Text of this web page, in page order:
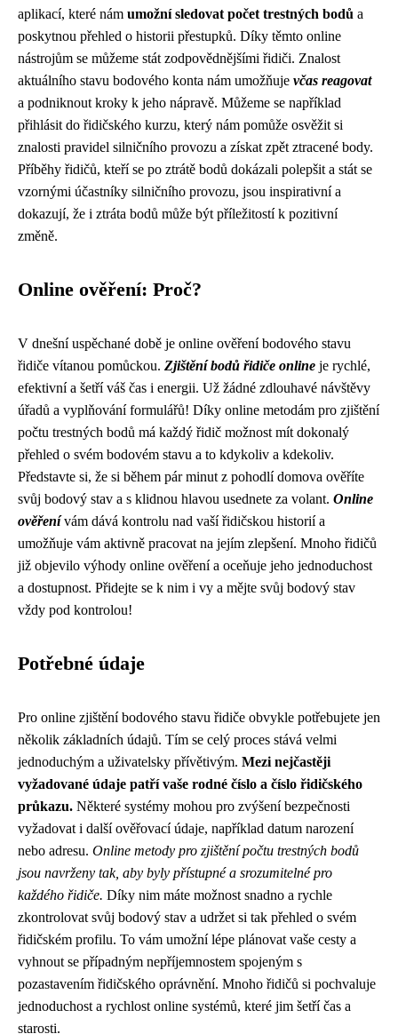
aplikací, které nám umožní sledovat počet trestných bodů a
poskytnou přehled o historii přestupků. Díky těmto online
nástrojům se můžeme stát zodpovědnějšími řidiči. Znalost
aktuálního stavu bodového konta nám umožňuje včas reagovat
a podniknout kroky k jeho nápravě. Můžeme se například
přihlásit do řidičského kurzu, který nám pomůže osvěžit si
znalosti pravidel silničního provozu a získat zpět ztracené body.
Příběhy řidičů, kteří se po ztrátě bodů dokázali polepšit a stát se
vzornými účastníky silničního provozu, jsou inspirativní a
dokazují, že i ztráta bodů může být příležitostí k pozitivní
změně.
Online ověření: Proč?
V dnešní uspěchané době je online ověření bodového stavu
řidiče vítanou pomůckou. Zjištění bodů řidiče online je rychlé,
efektivní a šetří váš čas i energii. Už žádné zdlouhavé návštěvy
úřadů a vyplňování formulářů! Díky online metodám pro zjištění
počtu trestných bodů má každý řidič možnost mít dokonalý
přehled o svém bodovém stavu a to kdykoliv a kdekoliv.
Představte si, že si během pár minut z pohodlí domova ověříte
svůj bodový stav a s klidnou hlavou usednete za volant. Online
ověřenívám dává kontrolu nad vaší řidičskou historií a
umožňuje vám aktivně pracovat na jejím zlepšení. Mnoho řidičů
již objevilo výhody online ověření a oceňuje jeho jednoduchost
a dostupnost. Přidejte se k nim i vy a mějte svůj bodový stav
vždy pod kontrolou!
Potřebné údaje
Pro online zjištění bodového stavu řidiče obvykle potřebujete jen
několik základních údajů. Tím se celý proces stává velmi
jednoduchým a uživatelsky přívětivým. Mezi nejčastěji
vyžadované údaje patří vaše rodné číslo a číslo řidičského
průkazu. Některé systémy mohou pro zvýšení bezpečnosti
vyžadovat i další ověřovací údaje, například datum narození
nebo adresu. Online metody pro zjištění počtu trestných bodů
jsou navrženy tak, aby byly přístupné a srozumitelné pro
každého řidiče. Díky nim máte možnost snadno a rychle
zkontrolovat svůj bodový stav a udržet si tak přehled o svém
řidičském profilu. To vám umožní lépe plánovat vaše cesty a
vyhnout se případným nepříjemnostem spojeným s
pozastavením řidičského oprávnění. Mnoho řidičů si pochvaluje
jednoduchost a rychlost online systémů, které jim šetří čas a
starosti.